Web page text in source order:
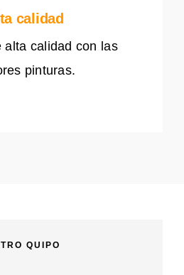
calidad
alta calidad con las
pinturas.
QUIPO